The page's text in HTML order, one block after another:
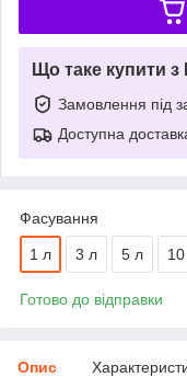
Що таке купити
Замовлення під
Доступна
Фасування
1 л 3 л 5 л
Готово до відправки
Опис